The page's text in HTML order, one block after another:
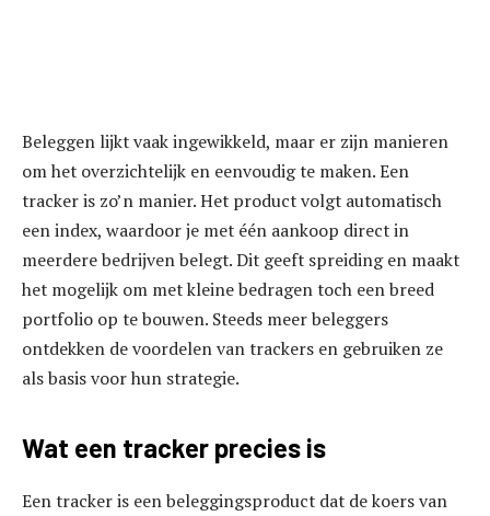
Beleggen lijkt vaak ingewikkeld, maar er zijn manieren
om het overzichtelijk en eenvoudig te maken. Een
tracker is zo’n manier. Het product volgt automatisch
een index, waardoor je met één aankoop direct in
meerdere bedrijven belegt. Dit geeft spreiding en maakt
het mogelijk om met kleine bedragen toch een breed
portfolio op te bouwen. Steeds meer beleggers
ontdekken de voordelen van trackers en gebruiken ze
als basis voor hun strategie.
Wat een tracker precies is
Een tracker is een beleggingsproduct dat de koers van